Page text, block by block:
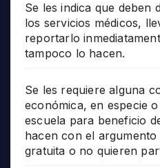
Se les indica que deben
los servicios médicos,
reportarlo
tampoco lo hacen.
Se les requiere alguna
económica, en especie
escuela para beneficio
hacen con el argumento
gratuita o no quieren